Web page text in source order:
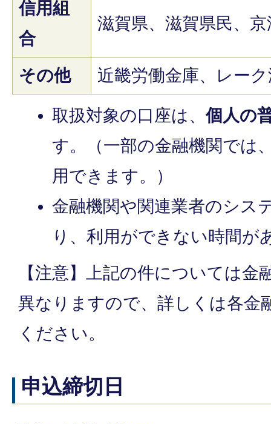
信用組
合
滋賀県、滋賀県民、
その他 近畿労働金庫、レー
取扱対象の口座は、個人の
す。（一部の金融機関では
用できます。）
金融機関や関連業者のシス
り、利用ができない時間が
【注意】上記の件については金
異なりますので、詳しくは各金
ください。
申込締切日